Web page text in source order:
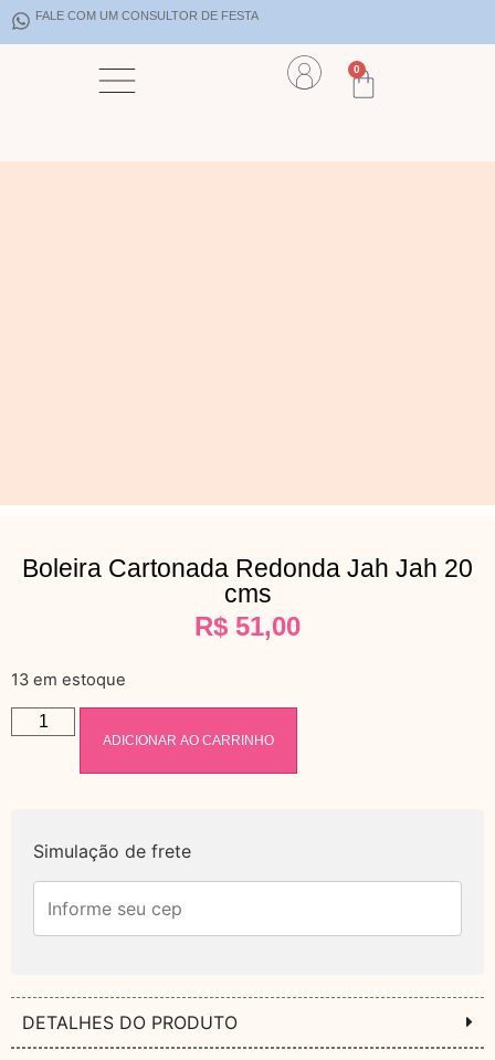
FALE COM UM CONSULTOR DE FESTA
0
Boleira Cartonada Redonda Jah Jah 20
cms
R$ 51,00
13 em estoque
ADICIONAR AO CARRINHO
Simulação de frete
DETALHES DO PRODUTO